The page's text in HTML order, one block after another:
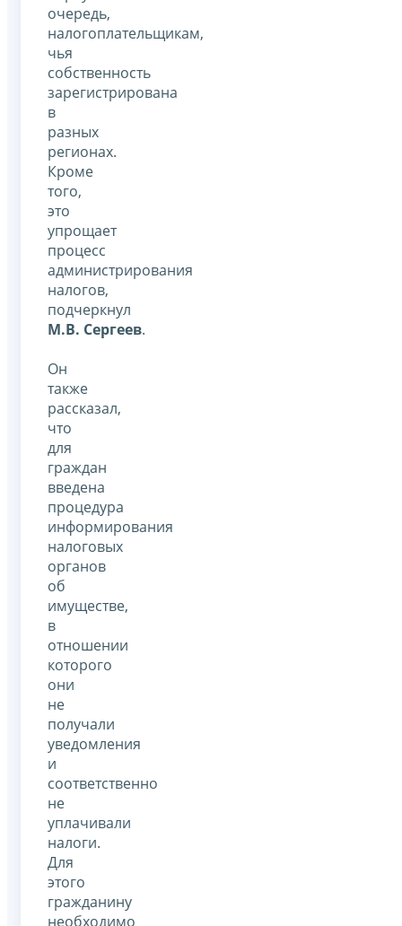
очередь,
налогоплательщикам,
чья
собственность
зарегистрирована
в
разных
регионах.
Кроме
того,
это
упрощает
процесс
администрирования
налогов,
подчеркнул
М.В. Сергеев.
Он
также
рассказал,
что
для
граждан
введена
процедура
информирования
налоговых
органов
об
имуществе,
в
отношении
которого
они
не
получали
уведомления
и
соответственно
не
уплачивали
налоги.
Для
этого
гражданину
необходимо